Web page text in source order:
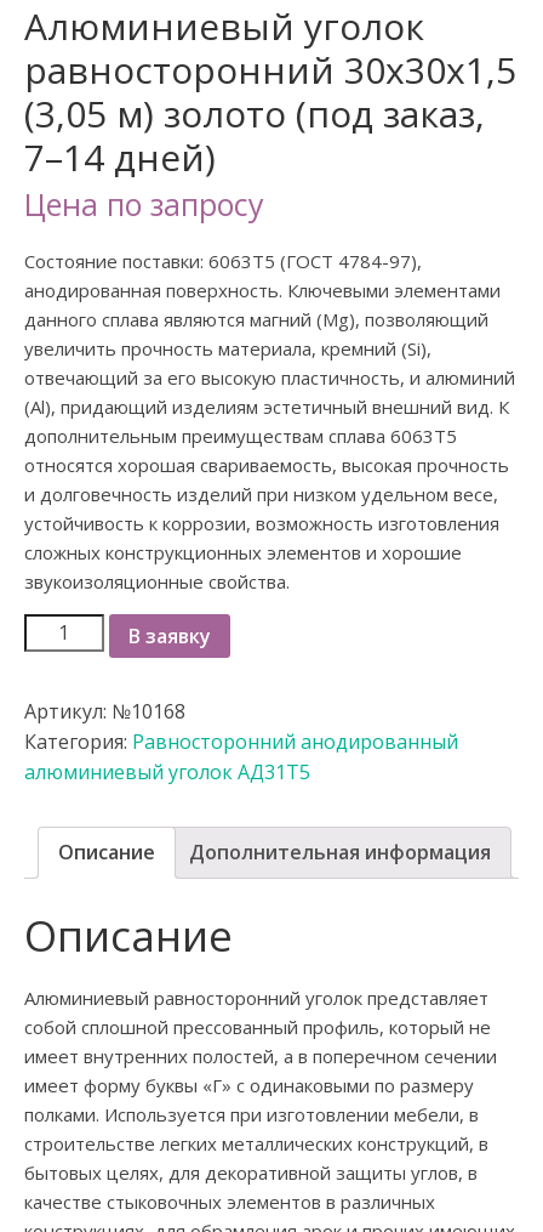
Алюминиевый уголок
равносторонний 30х30х1,5
(3,05 м) золото (под заказ,
7–14 дней)
Цена по запросу
Состояние поставки: 6063Т5 (ГОСТ 4784-97),
анодированная поверхность. Ключевыми элементами
данного сплава являются магний (Mg), позволяющий
увеличить прочность материала, кремний (Si),
отвечающий за его высокую пластичность, и алюминий
(Al), придающий изделиям эстетичный внешний вид. К
дополнительным преимуществам сплава 6063Т5
относятся хорошая свариваемость, высокая прочность
и долговечность изделий при низком удельном весе,
устойчивость к коррозии, возможность изготовления
сложных конструкционных элементов и хорошие
звукоизоляционные свойства.
В заявку
Артикул: №10168
Категория: Равносторонний анодированный
алюминиевый уголок АД31Т5
Описание Дополнительная информация
Описание
Алюминиевый равносторонний уголок представляет
собой сплошной прессованный профиль, который не
имеет внутренних полостей, а в поперечном сечении
имеет форму буквы «Г» с одинаковыми по размеру
полками. Используется при изготовлении мебели, в
строительстве легких металлических конструкций, в
бытовых целях, для декоративной защиты углов, в
качестве стыковочных элементов в различных